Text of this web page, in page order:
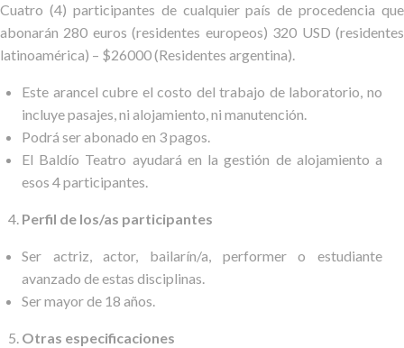
Cuatro (4) participantes de cualquier país de procedencia que
abonarán 280 euros (residentes europeos) 320 USD (residentes
latinoamérica) – $26000 (Residentes argentina).
Este arancel cubre el costo del trabajo de laboratorio, no
incluye pasajes, ni alojamiento, ni manutención.
Podrá ser abonado en 3 pagos.
El Baldío Teatro ayudará en la gestión de alojamiento a
esos 4 participantes.
Perfil de los/as participantes
Ser actriz, actor, bailarín/a, performer o estudiante
avanzado de estas disciplinas.
Ser mayor de 18 años.
Otras especificaciones